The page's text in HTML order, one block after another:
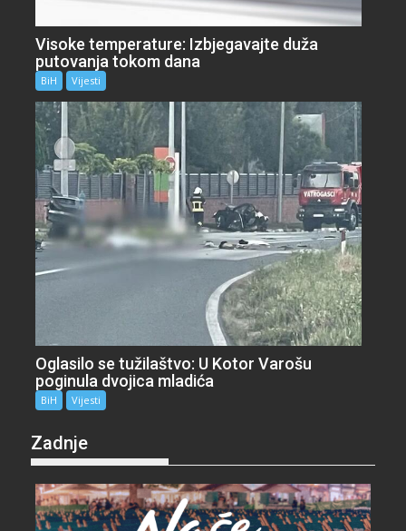
Visoke temperature: Izbjegavajte duža
putovanja tokom dana
BiH Vijesti
Oglasilo se tužilaštvo: U Kotor Varošu
poginula dvojica mladića
BiH Vijesti
Zadnje